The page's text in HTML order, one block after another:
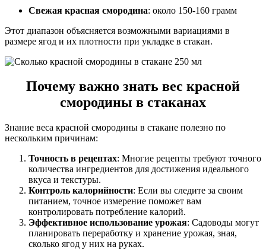
Свежая красная смородина: около 150-160 грамм
Этот диапазон объясняется возможными вариациями в
размере ягод и их плотности при укладке в стакан.
Почему важно знать вес красной
смородины в стаканах
Знание веса красной смородины в стакане полезно по
нескольким причинам:
Точность в рецептах: Многие рецепты требуют точного
количества ингредиентов для достижения идеального
вкуса и текстуры.
Контроль калорийности: Если вы следите за своим
питанием, точное измерение поможет вам
контролировать потребление калорий.
Эффективное использование урожая: Садоводы могут
планировать переработку и хранение урожая, зная,
сколько ягод у них на руках.